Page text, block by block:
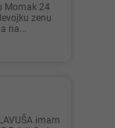
zenu
na...